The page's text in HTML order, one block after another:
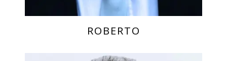
ROBERTO